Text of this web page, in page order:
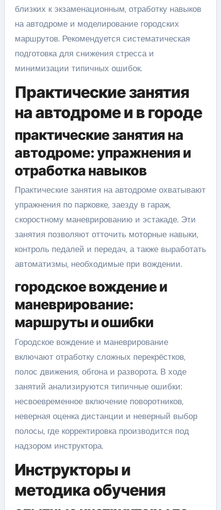
близких к экзаменационным, отработку навыков
на автодроме и моделирование городских
маршрутов. Рекомендуется систематическая
подготовка для снижения стресса и
минимизации типичных ошибок.
Практические занятия
на автодроме и в городе
практические занятия на
автодроме: упражнения и
отработка навыков
Практические занятия на автодроме охватывают
упражнения по парковке, заезду в гараж,
скоростному маневрированию и эстакаде. Эти
занятия позволяют отточить моторные навыки,
контроль педалей и передач, а также выработать
автоматизмы, необходимые при вождении.
городское вождение и
маневрирование:
маршруты и ошибки
Городское вождение и маневрирование
включают отработку сложных перекрёстков,
полос движения, обгона и разворота. В ходе
занятий анализируются типичные ошибки:
несвоевременное включение поворотников,
неверная оценка дистанции и неверный выбор
полосы, где корректировка производится под
надзором инструктора.
Инструкторы и
методика обучения